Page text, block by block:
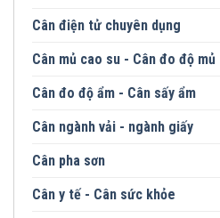
Cân điện tử chuyên dụng
Cân mủ cao su - Cân đo độ mủ
Cân đo độ ẩm - Cân sấy ẩm
Cân ngành vải - ngành giấy
Cân pha sơn
Cân y tế - Cân sức khỏe